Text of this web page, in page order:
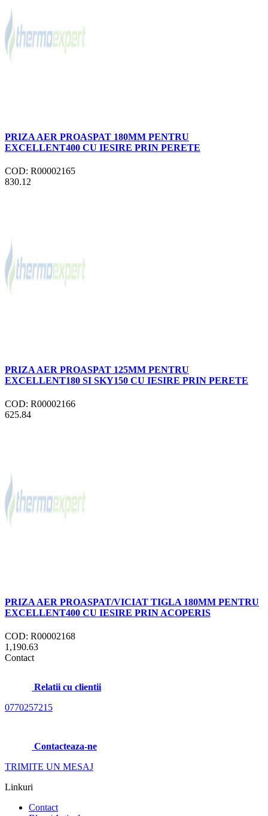
PRIZA AER PROASPAT 180MM PENTRU
EXCELLENT400 CU IESIRE PRIN PERETE
COD: R00002165
830.12
PRIZA AER PROASPAT 125MM PENTRU
EXCELLENT180 SI SKY150 CU IESIRE PRIN PERETE
COD: R00002166
625.84
PRIZA AER PROASPAT/VICIAT TIGLA 180MM PENTRU
EXCELLENT400 CU IESIRE PRIN ACOPERIS
COD: R00002168
1,190.63
Contact
Relatii cu clientii
0770257215
Contacteaza-ne
TRIMITE UN MESAJ
Linkuri
Contact